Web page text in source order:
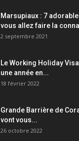
Marsupiaux : 7
vous allez faire la
2 septembre 2021
Le Working Holiday
une année en...
18 février 2022
Grande Barrière de
vont vous...
26 octobre 2022